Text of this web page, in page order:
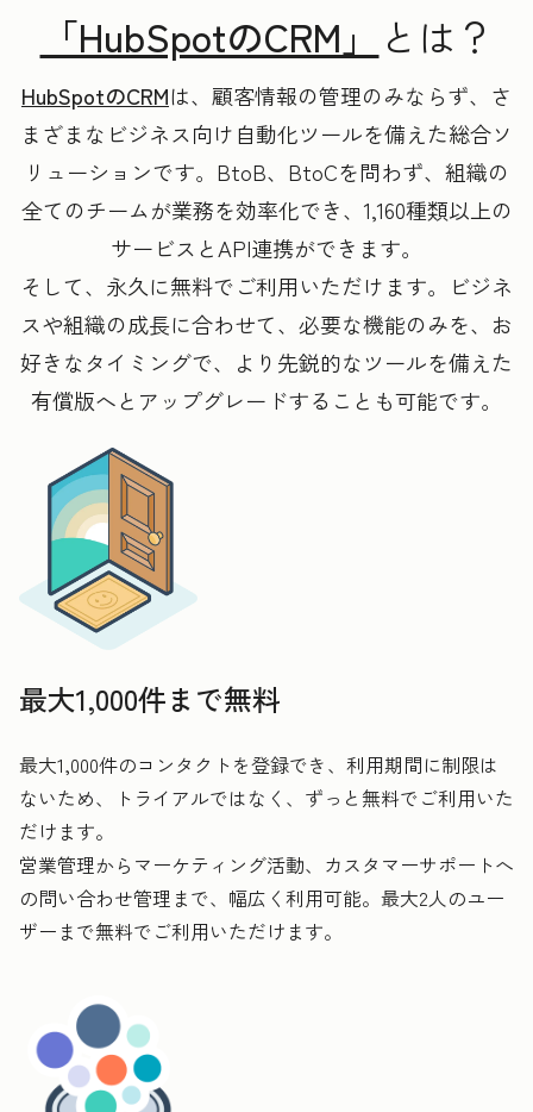
「HubSpotのCRM」 とは？
HubSpotのCRMは、顧客情報の管理のみならず、さ
まざまなビジネス向け自動化ツールを備えた総合ソ
リューションです。BtoB、BtoCを問わず、組織の
全てのチームが業務を効率化でき、1,160種類以上の
サービスとAPI連携ができます。
そして、永久に無料でご利用いただけます。ビジネ
スや組織の成長に合わせて、必要な機能のみを、お
好きなタイミングで、より先鋭的なツールを備えた
有償版へとアップグレードすることも可能です。
最大1,000件まで無料
最大1,000件のコンタクトを登録でき、利用期間に制限は
ないため、トライアルではなく、ずっと無料でご利用いた
だけます。
営業管理からマーケティング活動、カスタマーサポートへ
の問い合わせ管理まで、幅広く利用可能。最大2人のユー
ザーまで無料でご利用いただけます。